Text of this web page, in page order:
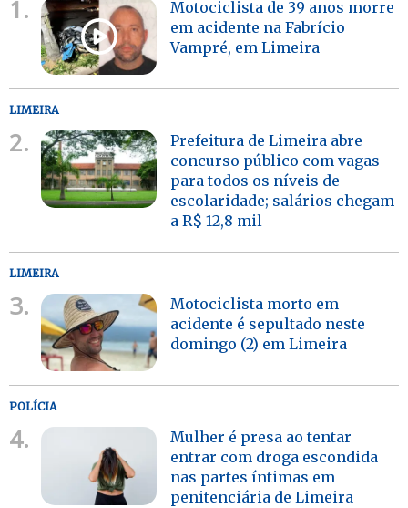
1.
Motociclista de 39 anos morre
em acidente na Fabrício
Vampré, em Limeira
LIMEIRA
2.
Prefeitura de Limeira abre
concurso público com vagas
para todos os níveis de
escolaridade; salários chegam
a R$ 12,8 mil
LIMEIRA
3.
Motociclista morto em
acidente é sepultado neste
domingo (2) em Limeira
POLÍCIA
4.
Mulher é presa ao tentar
entrar com droga escondida
nas partes íntimas em
penitenciária de Limeira